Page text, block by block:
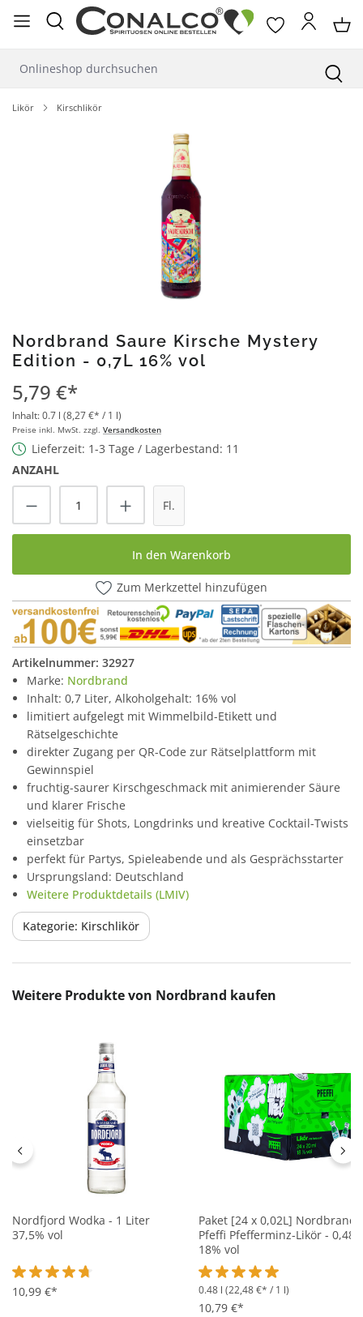
springen
Likör Kirschlikör
Nordbrand Saure Kirsche Mystery
Edition - 0,7L 16% vol
5,79 €*
Inhalt:0.7 l (8,27 €* / 1 l)
Preise inkl. MwSt. zzgl. Versandkosten
Lieferzeit: 1-3 Tage / Lagerbestand: 11
ANZAHL
Produkt Anzahl: Gib den gewünschten
Fl.
In den Warenkorb
Zum Merkzettel hinzufügen
Artikelnummer: 32927
Marke: Nordbrand
Inhalt: 0,7 Liter, Alkoholgehalt: 16% vol
limitiert aufgelegt mit Wimmelbild-Etikett und
Rätselgeschichte
direkter Zugang per QR-Code zur Rätselplattform mit
Gewinnspiel
fruchtig-saurer Kirschgeschmack mit animierender Säure
und klarer Frische
vielseitig für Shots, Longdrinks und kreative Cocktail-Twists
einsetzbar
perfekt für Partys, Spieleabende und als Gesprächsstarter
Ursprungsland: Deutschland
Weitere Produktdetails (LMIV)
Kategorie: Kirschlikör
Produktgalerie überspringen
Weitere Produkte von Nordbrand kaufen
Nordfjord Wodka - 1 Liter
37,5% vol
Durchschnittliche Bewertung von 4.7 von 5 Sternen
10,99 €*
Paket [24 x 0,02L] Nordbrand
Pfeffi Pfefferminz-Likör - 0,48L
18% vol
Durchschnittliche
0.48 l (22,48 €* / 1 l)
10,79 €*